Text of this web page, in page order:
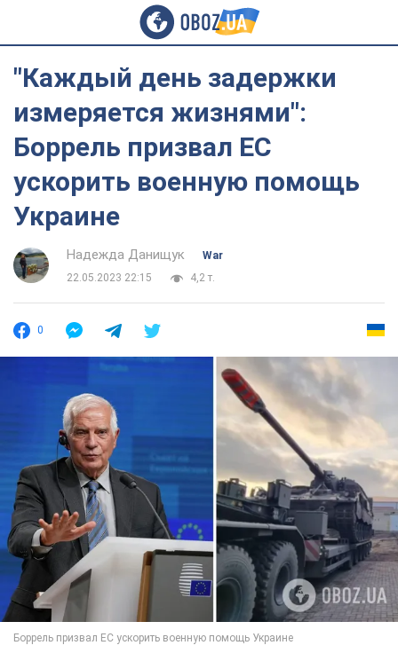
"Каждый день задержки
измеряется жизнями":
Боррель призвал ЕС
ускорить военную помощь
Украине
Надежда Данищук
War
22.05.2023 22:15
4,2 т.
0